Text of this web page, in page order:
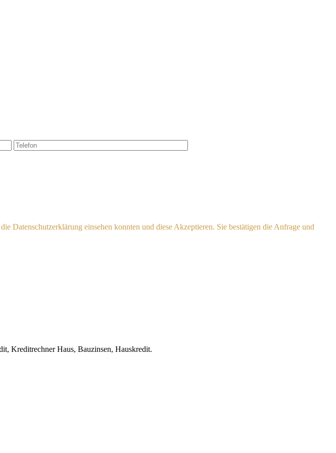
Datenschutzerklärung einsehen konnten und diese Akzeptieren. Sie bestätigen die Anfrage und
Kreditrechner Haus, Bauzinsen, Hauskredit.